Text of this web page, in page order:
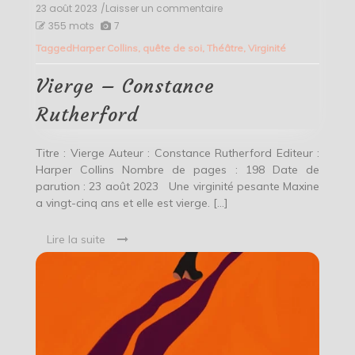
23 août 2023 /Laisser un commentaireon
Constance
355 mots 7
TaggedHarper Collins quête de soi, Théâtre, Virginité
Vierge – Constance
Rutherford
Titre : Vierge Auteur : Constance Rutherford Editeur :
Harper Collins Nombre de pages : 198 Date de
parution : 23 août 2023 Une virginité pesante Maxine
a vingt-cinq ans et elle est vierge. […]
Lire la suite